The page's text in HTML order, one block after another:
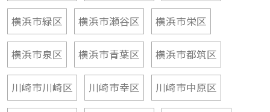
横浜市緑区 横浜市瀬谷区 横浜市栄区
横浜市泉区 横浜市青葉区 横浜市都筑区
川崎市川崎区 川崎市幸区 川崎市中原区